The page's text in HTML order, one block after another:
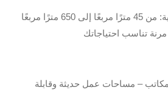
المساحة الإجمالية: من 45 مترًا مربعًا إلى 650 مترًا مربعًا
تناسب احتياجاتك
– مساحات عمل حديثة وقابلة